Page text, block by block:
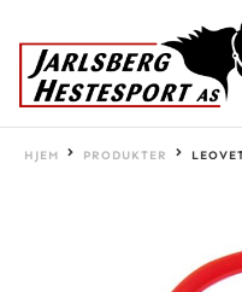
HJEM PRODUKTER